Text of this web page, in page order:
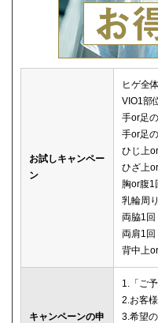
お試しキャンペー
ン
ヒゲ全
VIO1部
手or足
手or足
ひじ上
ひざ上
胸or腹1
乳輪周
両脇1回
両肩1回
背中上
キャンペーンの申
1.「ご
2.お客
3.希望